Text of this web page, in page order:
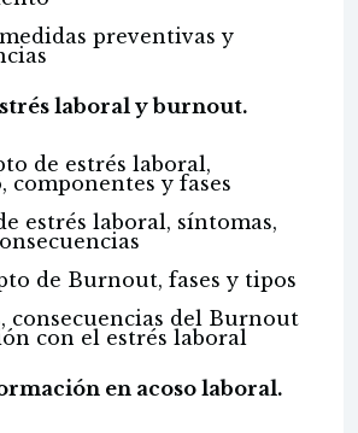
preventivas y
laboral y burnout.
de estrés laboral,
componentes y fases
estrés laboral, síntomas,
de Burnout, fases y tipos
consecuencias del Burnout
con el estrés laboral
en acoso laboral.